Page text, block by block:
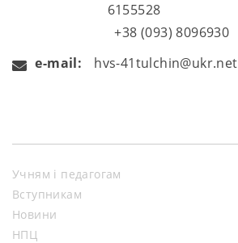
6155528
+38 (093) 8096930
e-mail:
hvs-41tulchin@ukr.net
Учням і педагогам
Вступникам
Новини
НПЦ